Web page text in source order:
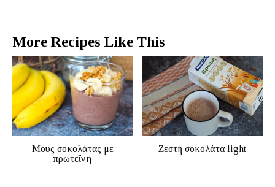
More Recipes Like This
Μους σοκολάτας με
πρωτεΐνη
Ζεστή σοκολάτα light